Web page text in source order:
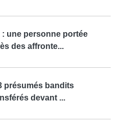
: une personne portée
des affronte...
présumés bandits
devant ...